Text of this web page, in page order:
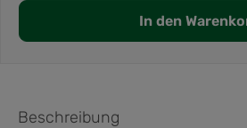
In den
Beschreibung